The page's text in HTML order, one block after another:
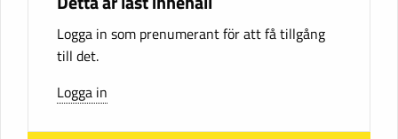
Logga in som prenumerant för att få tillgång
till det.
Logga in